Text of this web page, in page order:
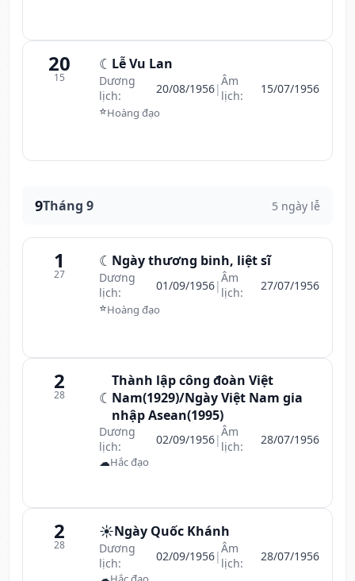
20
15
☾ Lễ Vu Lan
Dương
lịch:
20/08/1956|Âm
lịch:
15/07/1956
⭐Hoàng đạo
9Tháng 9 5 ngày lễ
1
27
☾ Ngày thương binh, liệt sĩ
Dương
lịch:
01/09/1956|Âm
lịch:
27/07/1956
⭐Hoàng đạo
2
28 ☾
Thành lập công đoàn Việt
Nam(1929)/Ngày Việt Nam gia
nhập Asean(1995)
Dương
lịch:
02/09/1956|Âm
lịch:
28/07/1956
☁Hắc đạo
2
28
☀️Ngày Quốc Khánh
Dương
lịch:
02/09/1956|Âm
lịch:
28/07/1956